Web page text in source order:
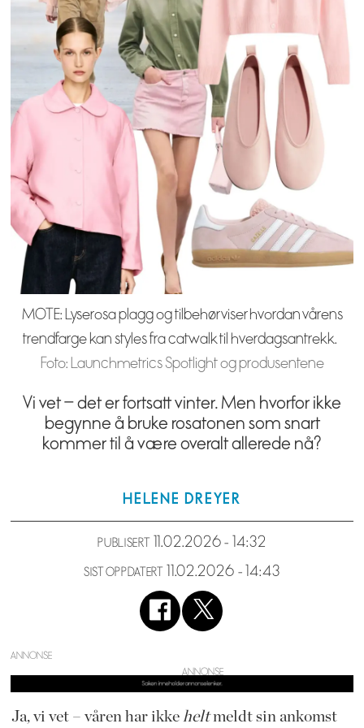
MOTE: Lyserosa plagg og tilbehør viser hvordan vårens
trendfarge kan styles fra catwalk til hverdagsantrekk.
Foto: Launchmetrics Spotlight og produsentene
Vi vet – det er fortsatt vinter. Men hvorfor ikke
begynne å bruke rosatonen som snart
kommer til å være overalt allerede nå?
HELENE DREYER
PUBLISERT 11.02.2026 - 14:32
SIST OPPDATERT 11.02.2026 - 14:43
ANNONSE
Ja, vi vet – våren har ikke heltmeldt sin ankomst